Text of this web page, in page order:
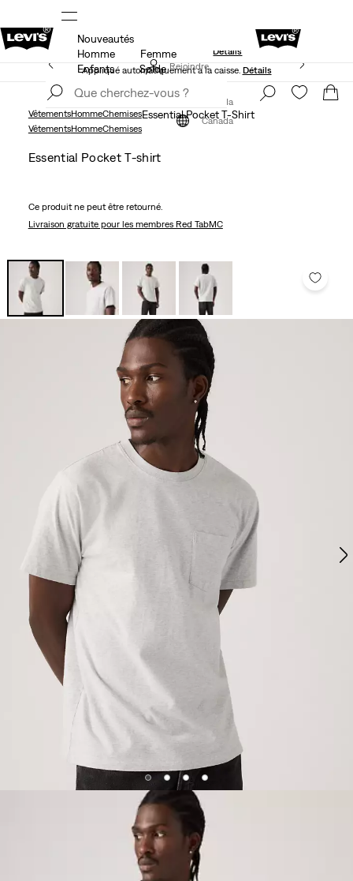
15 % DE RABAIS SUR VOTRE PREMIÈRE COMMANDE
Détails
Rejoindre
Canada
Nouveautés
Homme
Femme
Enfants
Solde
50 % DE RABAIS ADDITIONNEL SUR LES SOLDES.
Appliqué automatiquement à la caisse. Détails
maintenant
Canada
VêtementsHommeChemisesEssential Pocket T-Shirt
VêtementsHommeChemises
Essential Pocket T-shirt
Ce produit ne peut être retourné.
Livraison gratuitepour les membres Red TabMC